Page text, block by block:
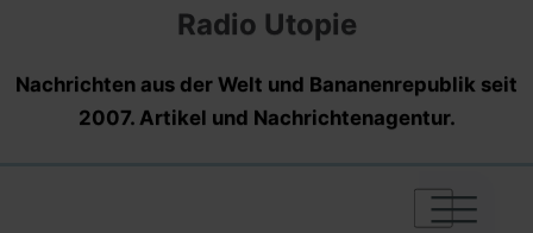
Radio Utopie
Nachrichten aus der Welt und Bananenrepublik seit
2007. Artikel und Nachrichtenagentur.
|
|
|